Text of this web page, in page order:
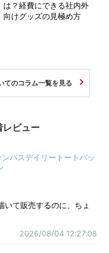
は？経費にできる社内外
向けグッズの見極め方
てのコラム一覧を見る
ビュー
バスデイリートートバッ
いて販売するのに、ちょ
2026/08/04 12:27:08